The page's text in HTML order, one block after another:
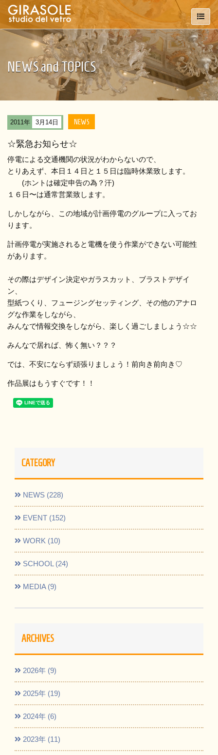
NEWS and TOPICS
2011年 3月14日 NEWS
☆緊急お知らせ☆
停電による交通機関の状況がわからないので、
とりあえず、本日１４日と１５日は臨時休業致します。
(ホントは確定申告の為？汗)
１６日〜は通常営業致します。
しかしながら、この地域が計画停電のグループに入ってお
ります。
計画停電が実施されると電機を使う作業ができない可能性
があります。
その際はデザイン決定やガラスカット、ブラストデザイ
ン、
型紙つくり、フュージングセッティング、その他のアナロ
グな作業をしながら、
みんなで情報交換をしながら、楽しく過ごしましょう☆☆
みんなで居れば、怖く無い？？？
では、不安にならず頑張りましょう！前向き前向き♡
作品展はもうすぐです！！
CATEGORY
NEWS (228)
EVENT (152)
WORK (10)
SCHOOL (24)
MEDIA (9)
ARCHIVES
2026年 (9)
2025年 (19)
2024年 (6)
2023年 (11)